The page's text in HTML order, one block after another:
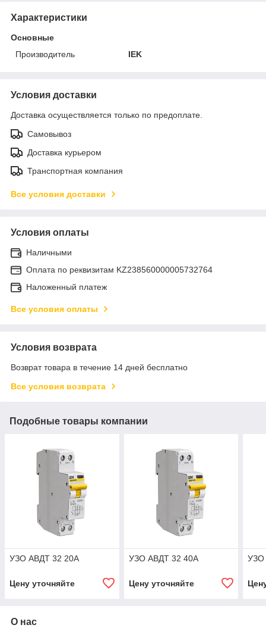
Характеристики
Основные
Производитель
IEK
Условия доставки
Доставка осуществляется только по предоплате.
Самовывоз
Доставка курьером
Транспортная компания
Все условия доставки
Условия оплаты
Наличными
Оплата по реквизитам KZ238560000005732764
Наложенный платеж
Все условия оплаты
Условия возврата
Возврат товара в течение 14 дней бесплатно
Все условия возврата
Подобные товары компании
УЗО АВДТ 32 20А
Цену уточняйте
УЗО АВДТ 32 40А
Цену уточняйте
УЗО
О нас